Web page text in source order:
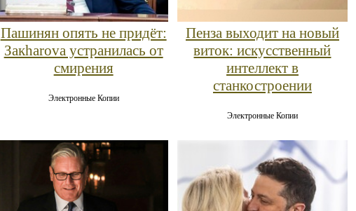
Пашинян опять не придёт:
Закharova устранилась от
смирения
Электронные Копии
Пенза выходит на новый
виток: искусственный
интеллект в
станкостроении
Электронные Копии